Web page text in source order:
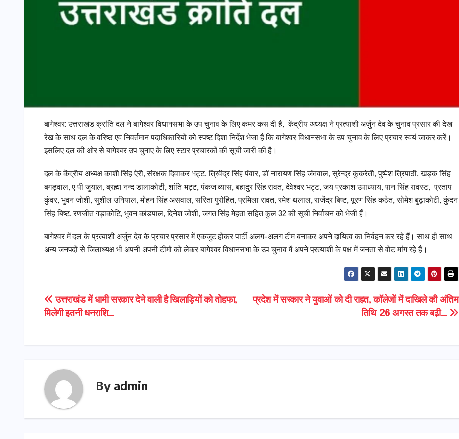
बागेश्वर: उत्तराखंड क्रांति दल ने बागेश्वर विधानसभा के उप चुनाव के लिए कमर कस दी हैं, केंद्रीय अध्यक्ष ने प्रत्याशी अर्जुन देव के चुनाव प्रसार की देख
रेख के साथ दल के वरिष्ठ एवं निवर्तमान पदाधिकारियों को स्पष्ट दिशा निर्देश भेजा हैं कि बागेश्वर विधानसभा के उप चुनाव के लिए प्रचार स्वयं जाकर करें।
इसलिए दल की ओर से बागेश्वर उप चुनाए के लिए स्टार प्रचारकों की सूची जारी की है।
दल के केंद्रीय अध्यक्ष काशी सिंह ऐरी, संरक्षक दिवाकर भट्ट, त्रिवेंद्र सिंह पंवार, डॉ नारायण सिंह जंतवाल, सुरेन्द्र कुकरेती, पुष्पेंश त्रिपाठी, खड़क सिंह
बगड़वाल, ए पी जुयाल, ब्रह्मा नन्द डालाकोटी, शांति भट्ट, पंकज व्यास, बहादुर सिंह रावत, देवेश्वर भट्ट, जय प्रकाश उपाध्याय, पान सिंह रावस्ट, प्रताप
कुंवर, भुवन जोशी, सुशील उनियाल, मोहन सिंह असवाल, सरिता पुरोहित, प्रमिला रावत, रमेश थलाल, राजेंद्र बिष्ट, पूरण सिंह कठेत, सोमेश बुढ़ाकोटी, कुंदन
सिंह बिष्ट, रणजीत गड़ाकोटि, भुवन कांडपाल, दिनेश जोशी, जगत सिंह मेहता सहित कुल 32 की सूची निर्वाचन को भेजी हैं।
बागेश्वर में दल के प्रत्याशी अर्जुन देव के प्रचार प्रसार में एकजुट होकर पार्टी अलग-अलग टीम बनाकर अपने दायित्व का निर्वहन कर रहे हैं। साथ ही साथ
अन्य जनपदों से जिलाध्यक्ष भी अपनी अपनी टीमों को लेकर बागेश्वर विधानसभा के उप चुनाव में अपने प्रत्याशी के पक्ष में जनता से वोट मांग रहे हैं।
Post
navigation
प्रदेश में सरकार ने युवाओं को दी राहत, कॉलेजों में दाखिले की अंतिम
तिथि 26 अगस्त तक बढ़ी…
उत्तराखंड में धामी सरकार देने वाली है खिलाड़ियों को तोहफा,
मिलेगी इतनी धनराशि…
By admin